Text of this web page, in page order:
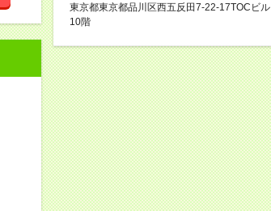
東京都東京都品川区西五反田7‐22‐17TOCビル
10階